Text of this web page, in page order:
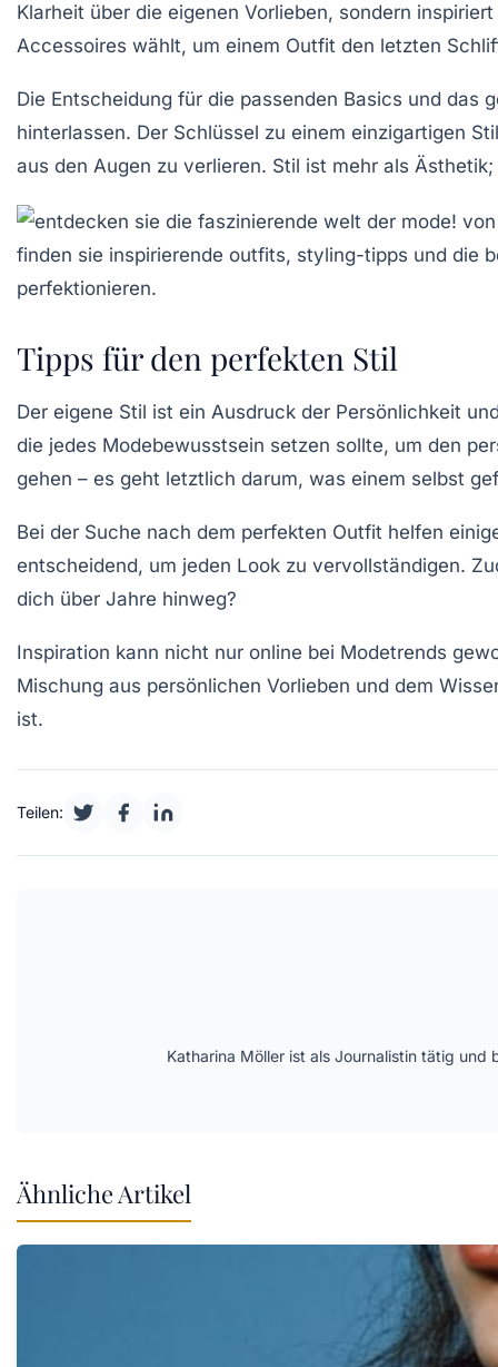
Klarheit über die eigenen Vorlieben, sondern
Accessoires wählt, um einem Outfit den letzten
Die Entscheidung für die passenden Basics und das
hinterlassen. Der Schlüssel zu einem einzigartigen
aus den Augen zu verlieren. Stil ist mehr als
Tipps für den perfekten Stil
Der eigene Stil ist ein Ausdruck der Persönlichkeit
die jedes Modebewusstsein setzen sollte, um den
gehen – es geht letztlich darum, was einem selbst
Bei der Suche nach dem perfekten Outfit helfen
entscheidend, um jeden Look zu vervollständigen.
dich über Jahre hinweg?
Inspiration kann nicht nur online bei Modetrends
Mischung aus persönlichen Vorlieben und dem
ist.
Teilen:
Katharina Möller ist als Journalistin tätig
Ähnliche Artikel